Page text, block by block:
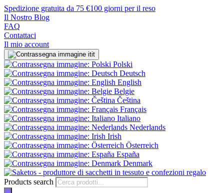
Spedizione gratuita da 75 €100 giorni per il reso
Il Nostro Blog
FAQ
Contattaci
Il mio account
it
Polski
Deutsch
English
Belgie
Čeština
Français
Italiano
Nederlands
Irish
Österreich
España
Denmark
Products search